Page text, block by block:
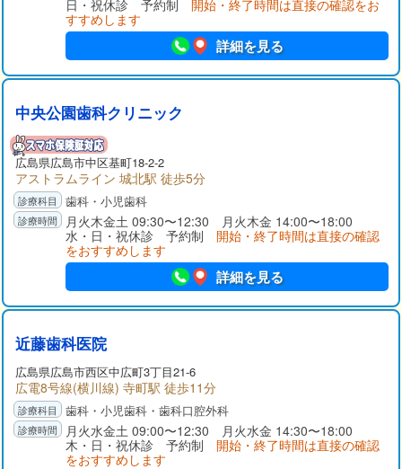
日・祝休診 予約制 開始・終了時間は直接の確認をお
すすめします
詳細を見る
中央公園歯科クリニック
広島県広島市中区基町18-2-2
アストラムライン 城北駅 徒歩5分
歯科・小児歯科
月火木金土 09:30〜12:30 月火木金 14:00〜18:00
水・日・祝休診 予約制 開始・終了時間は直接の確認
をおすすめします
詳細を見る
近藤歯科医院
広島県広島市西区中広町3丁目21-6
広電8号線(横川線) 寺町駅 徒歩11分
歯科・小児歯科・歯科口腔外科
月火水金土 09:00〜12:30 月火水金 14:30〜18:00
木・日・祝休診 予約制 開始・終了時間は直接の確認
をおすすめします